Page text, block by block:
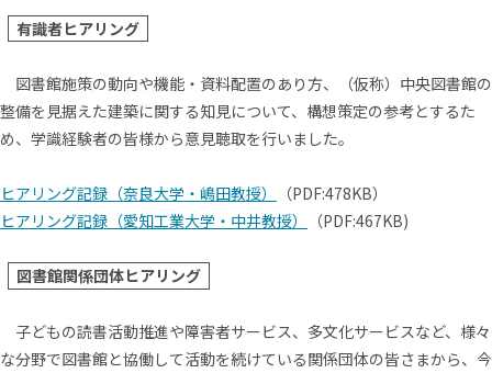
有識者ヒアリング
図書館施策の動向や機能・資料配置のあり方、（仮称）中央図書館の
整備を見据えた建築に関する知見について、構想策定の参考とするた
め、学識経験者の皆様から意見聴取を行いました。
ヒアリング記録（奈良大学・嶋田教授）
（PDF:478KB）
ヒアリング記録（愛知工業大学・中井教授）
（PDF:467KB)
図書館関係団体ヒアリング
子どもの読書活動推進や障害者サービス、多文化サービスなど、様々
な分野で図書館と協働して活動を続けている関係団体の皆さまから、今